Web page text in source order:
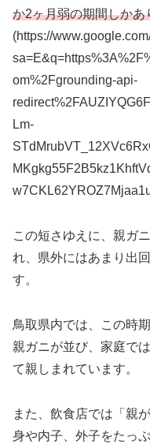
か2ヶ月弱の期間しかあ
(https://
om%2Fgrounding-api-
Lm-
この短さゆえに、親ガ
れ、県外にはあまり出
す。
鳥取県内では、この時
親ガニが並び、家庭で
て親しまれています。
また、飲食店では「親
身や内子、外子をたっ